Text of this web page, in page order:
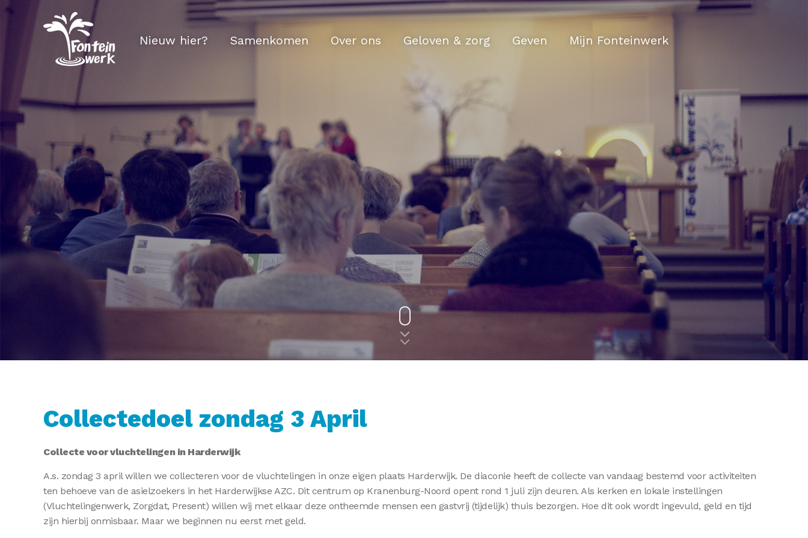
Nieuw hier? Samenkomen Over ons Geloven & zorg Geven Mijn Fonteinwerk
Collectedoel zondag 3 April
Collecte voor vluchtelingen in Harderwijk
A.s. zondag 3 april willen we collecteren voor de vluchtelingen in onze eigen plaats Harderwijk. De diaconie heeft de collecte van vandaag bestemd voor activiteiten
ten behoeve van de asielzoekers in het Harderwijkse AZC. Dit centrum op Kranenburg-Noord opent rond 1 juli zijn deuren. Als kerken en lokale instellingen
(Vluchtelingenwerk, Zorgdat, Present) willen wij met elkaar deze ontheemde mensen een gastvrij (tijdelijk) thuis bezorgen. Hoe dit ook wordt ingevuld, geld en tijd
zijn hierbij onmisbaar. Maar we beginnen nu eerst met geld.